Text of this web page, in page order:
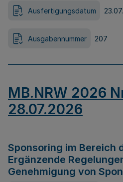
Ausfertigungsdatum
Ausgabennummer 207
MB.NRW 2026
28.07.2026
Sponsoring im Bereich
Ergänzende
Genehmigung von